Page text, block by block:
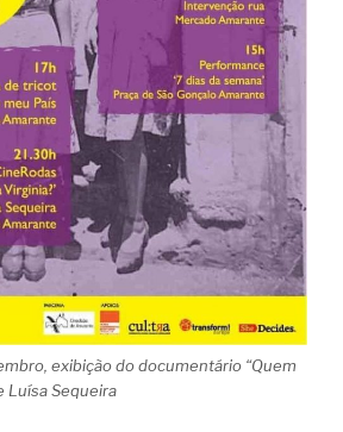
exibição do documentário “Quem
Luísa Sequeira